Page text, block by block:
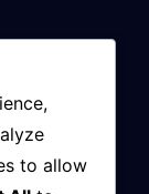
to allow